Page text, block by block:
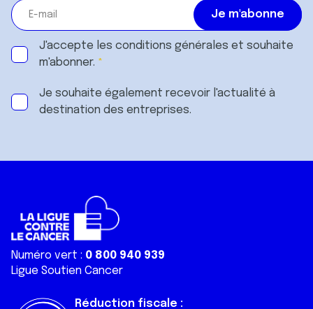
J'accepte les conditions générales et souhaite
m'abonner.
Je souhaite également recevoir l'actualité à
destination des entreprises.
Numéro vert : 0 800 940 939
Ligue Soutien Cancer
Réduction fiscale :